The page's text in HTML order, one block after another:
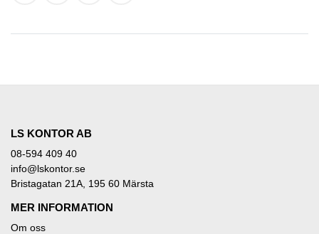
LS KONTOR AB
08-594 409 40
info@lskontor.se
Bristagatan 21A, 195 60 Märsta
MER INFORMATION
Om oss